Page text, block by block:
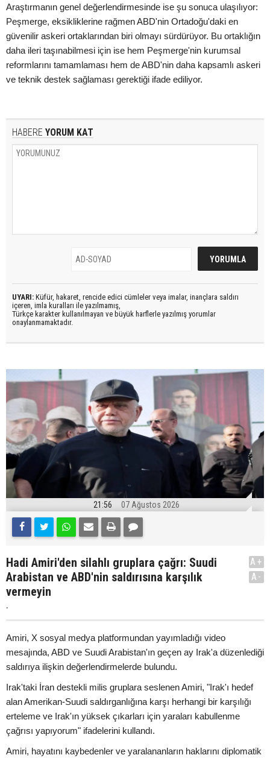
Araştırmanın genel değerlendirmesinde ise şu sonuca ulaşılıyor:
Peşmerge, eksikliklerine rağmen ABD'nin Ortadoğu'daki en
güvenilir askeri ortaklarından biri olmayı sürdürüyor. Bu ortaklığın
daha ileri taşınabilmesi için ise hem Peşmerge'nin kurumsal
reformlarını tamamlaması hem de ABD'nin daha kapsamlı askeri
ve teknik destek sağlaması gerektiği ifade ediliyor.
HABERE YORUM KAT
UYARI: Küfür, hakaret, rencide edici cümleler veya imalar, inançlara saldırı
içeren, imla kuralları ile yazılmamış,
Türkçe karakter kullanılmayan ve büyük harflerle yazılmış yorumlar
onaylanmamaktadır.
21:56 07 Ağustos 2026
Hadi Amiri'den silahlı gruplara çağrı: Suudi
Arabistan ve ABD'nin saldırısına karşılık
vermeyin
.
A+
A-
Amiri, X sosyal medya platformundan yayımladığı video
mesajında, ABD ve Suudi Arabistan'ın geçen ay Irak'a düzenlediği
saldırıya ilişkin değerlendirmelerde bulundu.
Irak'taki İran destekli milis gruplara seslenen Amiri, "Irak'ı hedef
alan Amerikan-Suudi saldırganlığına karşı herhangi bir karşılığı
erteleme ve Irak'ın yüksek çıkarları için yaraları kabullenme
çağrısı yapıyorum" ifadelerini kullandı.
Amiri, hayatını kaybedenler ve yaralananların haklarını diplomatik